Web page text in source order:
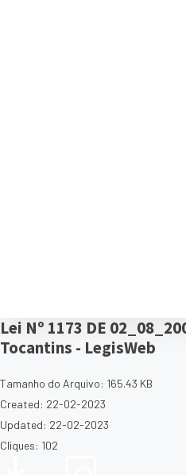
Lei Nº 1173 DE
Tocantins - LegisWeb
Tamanho do Arquivo: 165.43 KB
Created: 22-02-2023
Updated: 22-02-2023
Cliques: 102